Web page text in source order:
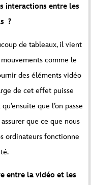
interactions entre les
?
de tableaux, il vient
comme le
des éléments vidéo
de cet effet puisse
que l’on passe
que ce que nous
ordinateurs fonctionne
entre la vidéo et les